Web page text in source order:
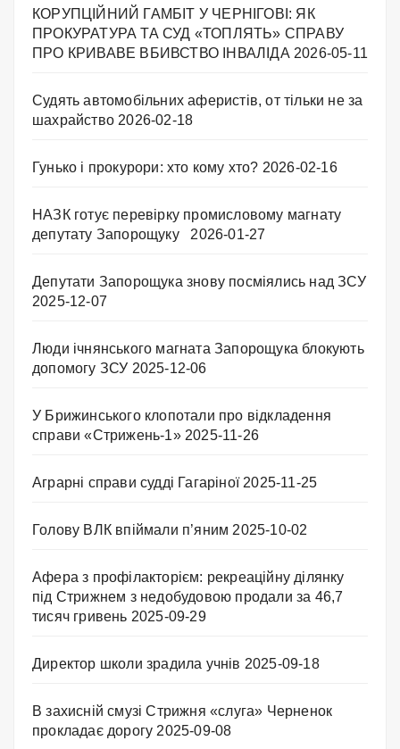
КОРУПЦІЙНИЙ ГАМБІТ У ЧЕРНІГОВІ: ЯК
ПРОКУРАТУРА ТА СУД «ТОПЛЯТЬ» СПРАВУ
ПРО КРИВАВЕ ВБИВСТВО ІНВАЛІДА 2026-05-11
Судять автомобільних аферистів, от тільки не за
шахрайство 2026-02-18
Гунько і прокурори: хто кому хто? 2026-02-16
НАЗК готує перевірку промисловому магнату
депутату Запорощуку
2026-01-27
Депутати Запорощука знову посміялись над ЗСУ
2025-12-07
Люди ічнянського магната Запорощука блокують
допомогу ЗСУ 2025-12-06
У Брижинського клопотали про відкладення
справи «Стрижень-1» 2025-11-26
Аграрні справи судді Гагаріної 2025-11-25
Голову ВЛК впіймали п’яним 2025-10-02
Афера з профілакторієм: рекреаційну ділянку
під Стрижнем з недобудовою продали за 46,7
тисяч гривень 2025-09-29
Директор школи зрадила учнів 2025-09-18
В захисній смузі Стрижня «слуга» Черненок
прокладає дорогу 2025-09-08